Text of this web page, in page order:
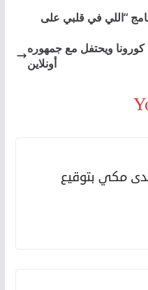
“اللي في قلبي على
ويحتفل مع جمهوره
أونلاين
مكي بتوقيع